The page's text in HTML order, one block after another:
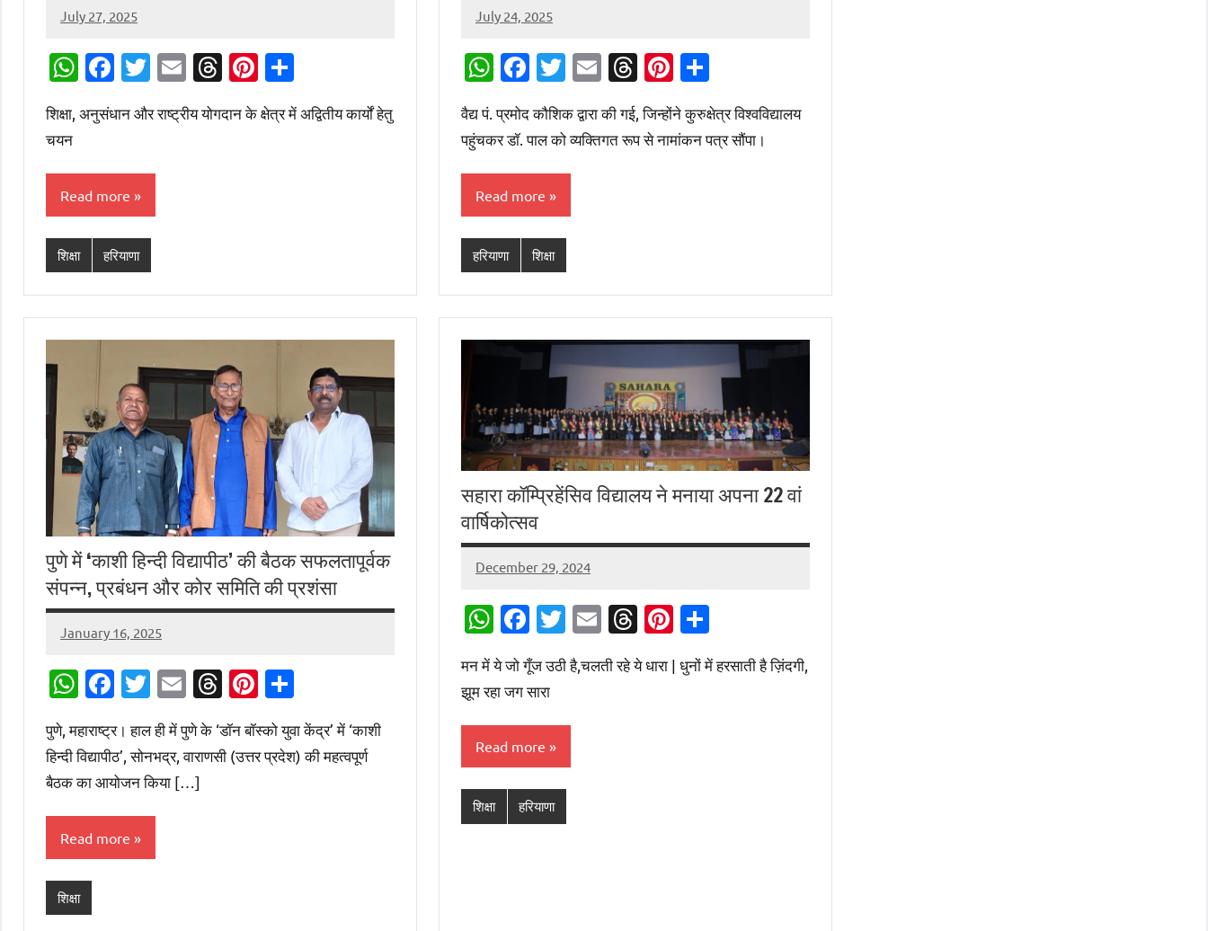
July 27, 2025
Digital
DeskWhatsApp
Facebook
Twitter
EmailThreads
Pinterest
शिक्षा, अनुसंधान और राष्ट्रीय योगदान के क्षेत्र में अद्वितीय कार्यों हेतु
चयन
Read more
शिक्षा हरियाणा
July 24, 2025
Digital
DeskWhatsApp
Facebook
Twitter
EmailThreads
Pinterest
वैद्य पं. प्रमोद कौशिक द्वारा की गई, जिन्होंने कुरुक्षेत्र विश्वविद्यालय
पहुंचकर डॉ. पाल को व्यक्तिगत रूप से नामांकन पत्र सौंपा।
Read more
हरियाणा शिक्षा
पुणे में ‘काशी हिन्दी विद्यापीठ’ की बैठक सफलतापूर्वक
संपन्न, प्रबंधन और कोर समिति की प्रशंसा
January 16, 2025
Digital
DeskWhatsApp
Facebook
Twitter
EmailThreads
Pinterest
पुणे, महाराष्ट्र। हाल ही में पुणे के ‘डॉन बॉस्को युवा केंद्र’ में ‘काशी
हिन्दी विद्यापीठ’, सोनभद्र, वाराणसी (उत्तर प्रदेश) की महत्वपूर्ण
बैठक का आयोजन किया […]
Read more
शिक्षा
सहारा कॉम्प्रिहेंसिव विद्यालय ने मनाया अपना 22 वां
वार्षिकोत्सव
December 29, 2024
Digital
DeskWhatsApp
Facebook
Twitter
EmailThreads
Pinterest
मन में ये जो गूँज उठी है,चलती रहे ये धारा | धुनों में हरसाती है ज़िंदगी,
झूम रहा जग सारा
Read more
शिक्षा हरियाणा